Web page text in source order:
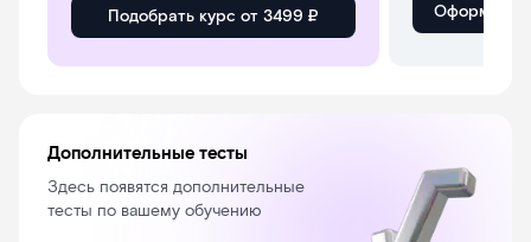
Подобрать курс от 3499 ₽ Оформить
Дополнительные тесты
Здесь появятся дополнительные
тесты по вашему обучению